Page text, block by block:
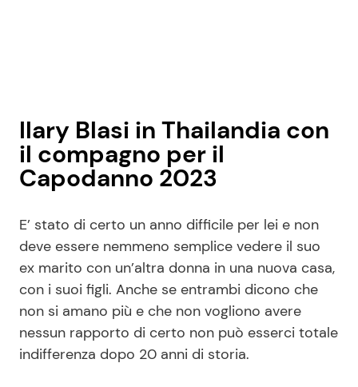
Ilary Blasi in Thailandia con
il compagno per il
Capodanno 2023
E’ stato di certo un anno difficile per lei e non
deve essere nemmeno semplice vedere il suo
ex marito con un’altra donna in una nuova casa,
con i suoi figli. Anche se entrambi dicono che
non si amano più e che non vogliono avere
nessun rapporto di certo non può esserci totale
indifferenza dopo 20 anni di storia.